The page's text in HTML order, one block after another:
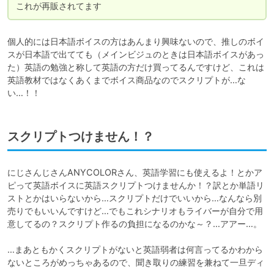
これが再販されてます
個人的には日本語ボイスの方はあんまり興味ないので、推しのボイ
スが日本語で出てても（メインビジュのときは日本語ボイスがあっ
た）英語の勉強と称して英語の方だけ買ってるんですけど、これは
英語教材ではなくあくまでボイス商品なのでスクリプトが…な
い…！！
スクリプトつけません！？
にじさんじさんANYCOLORさん、英語学習にも使えるよ！とかア
ピって英語ボイスに英語スクリプトつけませんか！？訳とか単語リ
ストとかはいらないから…スクリプトだけでいいから…なんなら別
売りでもいいんですけど…でもこれシナリオもライバーが自分で用
意してるの？スクリプト作るの負担になるのかな～？…アアー…。
…まあともかくスクリプトがないと英語弱者は何言ってるかわから
ないところがめっちゃあるので、聞き取りの練習を兼ねて一旦ディ